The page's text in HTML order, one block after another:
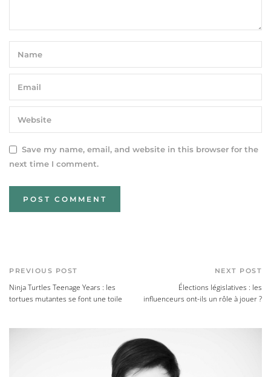
Save my name, email, and website in this browser for the
next time I comment.
PREVIOUS POST
Ninja Turtles Teenage Years : les
tortues mutantes se font une toile
NEXT POST
Élections législatives : les
influenceurs ont-ils un rôle à jouer ?